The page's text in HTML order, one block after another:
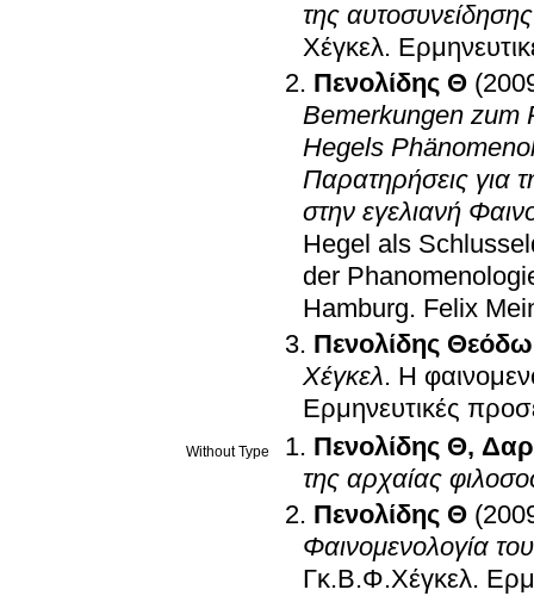
της αυτοσυνείδησης
Χέγκελ.
Πενολίδης Θ
Bemerkungen zum
Hegels
Παρατηρήσεις για
στην εγελιανή
Hegel als
der
Hamburg. Felix
Πενολίδης
Χέγκελ. Η
Ερμηνευτικές
Without Type Πενολίδης Θ,
της αρχαίας
Πενολίδης Θ
Φαινομενολογία
Γκ.Β.Φ.Χέγκελ.